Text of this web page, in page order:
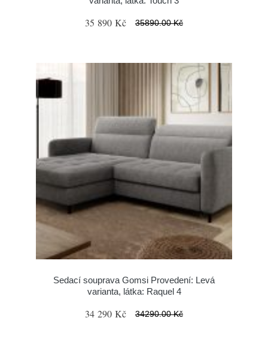
35 890 Kč 35890.00 Kč
Sedací souprava Gomsi Provedení: Levá
varianta, látka: Raquel 4
34 290 Kč 34290.00 Kč